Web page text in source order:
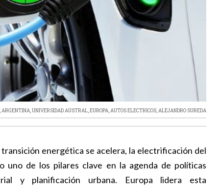
,ARGENTINA,UNIVERSIDAD AUSTRAL,EUROPA,AUTOS ELECTRICOS,ALEJANDRO SUREDA
uno de los pilares clave en la agenda de políticas
y planificación urbana. Europa lidera esta